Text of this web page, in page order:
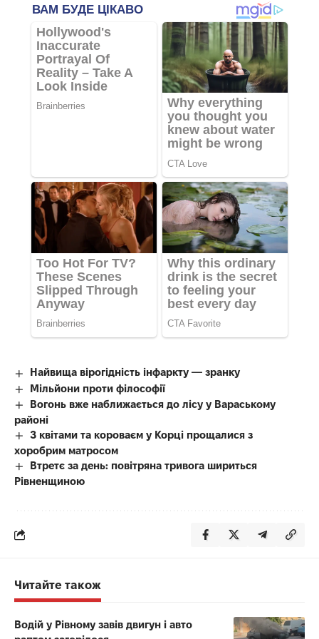
Найвища вірогідність інфаркту — зранку
Мільйони проти філософії
Вогонь вже наближається до лісу у Вараському
районі
З квітами та короваєм у Корці прощалися з
хоробрим матросом
Втретє за день: повітряна тривога шириться
Рівненщиною
Читайте також
Водій у Рівному завів двигун і авто